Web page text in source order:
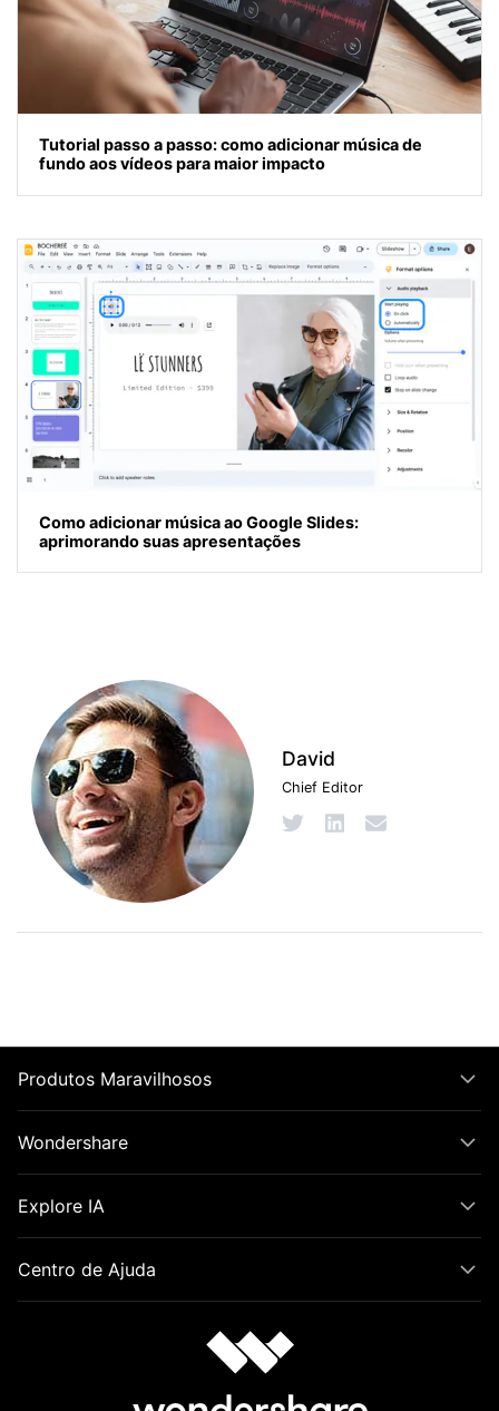
Tutorial passo a passo: como adicionar música de
fundo aos vídeos para maior impacto
Como adicionar música ao Google Slides:
aprimorando suas apresentações
David
Chief Editor
Produtos Maravilhosos
Wondershare
Explore IA
Centro de Ajuda